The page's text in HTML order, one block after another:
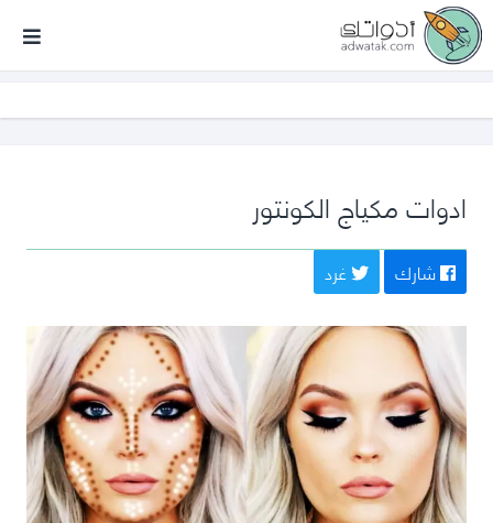
ادوات مكياج الكونتور
شارك غرد